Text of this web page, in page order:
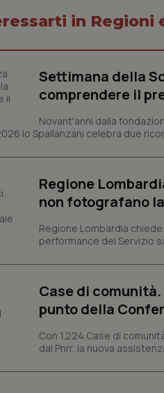
in Regioni
Settimana della
comprendere il
Novant'anni dalla
lo Spallanzani celebra due
Regione
non fotografano
Regione Lombardia
performance del Servizio
Case di
punto della
Con 1.224 Case di
dal Pnrr, la nuova
e l'accesso alle aree
Nome
tracking-sites-
tracking-sites-
session-id